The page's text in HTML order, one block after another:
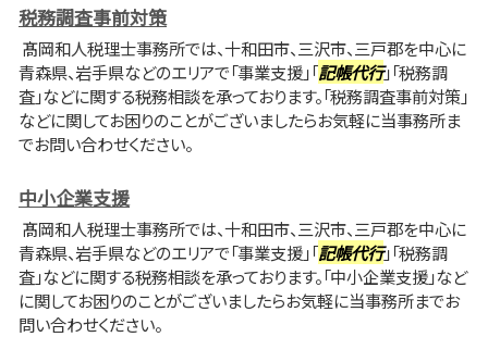
税務調査事前対策
髙岡和人税理士事務所では、十和田市、三沢市、三戸郡を中心に
青森県、岩手県などのエリアで「事業支援」「記帳代行」「税務調
査」などに関する税務相談を承っております。「税務調査事前対策」
などに関してお困りのことがございましたらお気軽に当事務所ま
でお問い合わせください。
中小企業支援
髙岡和人税理士事務所では、十和田市、三沢市、三戸郡を中心に
青森県、岩手県などのエリアで「事業支援」「記帳代行」「税務調
査」などに関する税務相談を承っております。「中小企業支援」など
に関してお困りのことがございましたらお気軽に当事務所までお
問い合わせください。